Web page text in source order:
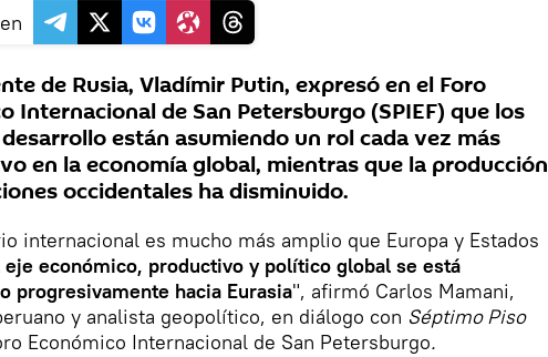
de Rusia, Vladímir Putin, expresó en el Foro
Internacional de San Petersburgo (SPIEF) que los
están asumiendo un rol cada vez más
en la economía global, mientras que la producción
occidentales ha disminuido.
internacional es mucho más amplio que Europa y Estados
eje económico, productivo y político global se está
progresivamente hacia Eurasia", afirmó Carlos Mamani,
y analista geopolítico, en diálogo con Séptimo Piso
Económico Internacional de San Petersburgo.